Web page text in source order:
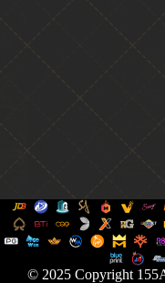
© 2025 Copyright